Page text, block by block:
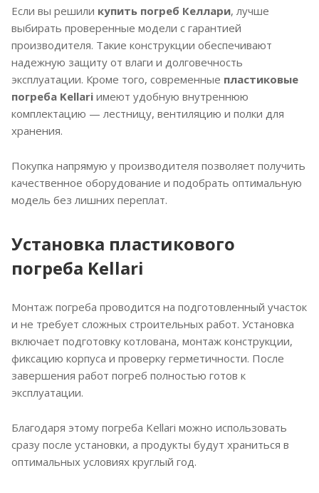
Если вы решили купить погреб Келлари, лучше
выбирать проверенные модели с гарантией
производителя. Такие конструкции обеспечивают
надежную защиту от влаги и долговечность
эксплуатации. Кроме того, современные пластиковые
погреба Kellari имеют удобную внутреннюю
комплектацию — лестницу, вентиляцию и полки для
хранения.
Покупка напрямую у производителя позволяет получить
качественное оборудование и подобрать оптимальную
модель без лишних переплат.
Установка пластикового
погреба Kellari
Монтаж погреба проводится на подготовленный участок
и не требует сложных строительных работ. Установка
включает подготовку котлована, монтаж конструкции,
фиксацию корпуса и проверку герметичности. После
завершения работ погреб полностью готов к
эксплуатации.
Благодаря этому погреба Kellari можно использовать
сразу после установки, а продукты будут храниться в
оптимальных условиях круглый год.